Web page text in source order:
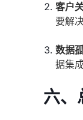
客户
要解
数据
据集
六、